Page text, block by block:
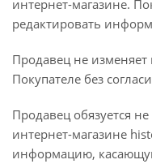
интернет-магазине.
редактировать
Продавец не
Покупателе без
Продавец обязуется
интернет-магазине
информацию,